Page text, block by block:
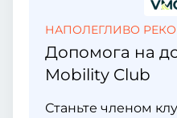
НАПОЛЕГЛИВО
Допомога на
Mobility Club
Станьте членом